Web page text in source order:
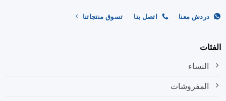
على
دردش معنا اتصل بنا تسوق منتجاتنا
النساء
المفروشات